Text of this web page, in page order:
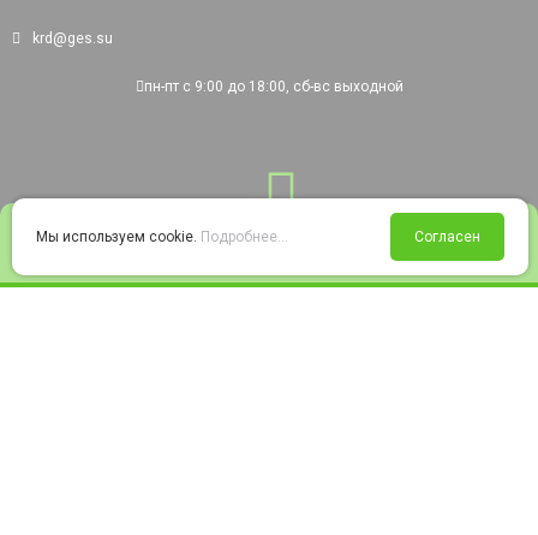
Войти Избранное Корзина
krd@ges.su
пн-пт с 9:00 до 18:00, сб-вс выходной
Мы используем cookie. Подробнее... Согласен